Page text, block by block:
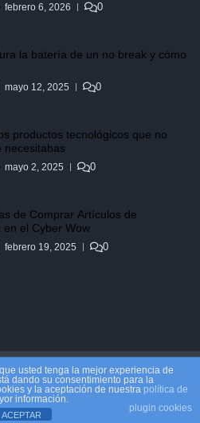
febrero 6, 2026 0
la batería de un no break y cómo
mayo 12, 2025 0
productos tecnológicos que no
necesitabas
mayo 2, 2025 0
de Comprar Artículos de
en el Cyber Wow
febrero 19, 2025 0
byEximious Magazine
usted tenga la mejor experiencia de
dando su consentimiento para la
y la aceptación de nuestra política de
información.
plugin cookies
ACEPTAR